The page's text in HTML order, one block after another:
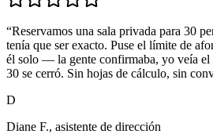
“Reservamos una sala privada para 30
tenía que ser exacto. Puse el límite de
él solo — la gente confirmaba, yo veía el
30 se cerró. Sin hojas de cálculo, sin
D
Diane F., asistente de dirección